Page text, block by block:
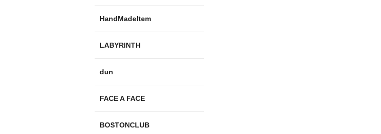
HandMadeItem
LABYRINTH
dun
FACE A FACE
BOSTONCLUB